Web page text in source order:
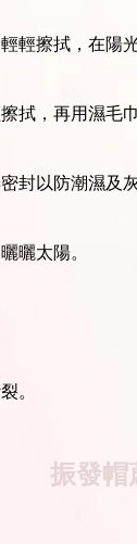
輕擦拭，在陽
拭，再用濕毛
封以防潮濕及灰
曬太陽。
。
振發帽